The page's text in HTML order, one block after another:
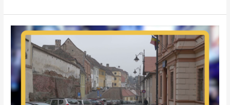
Alertă,
tentativă
de
fraudă
cu
rovinieta